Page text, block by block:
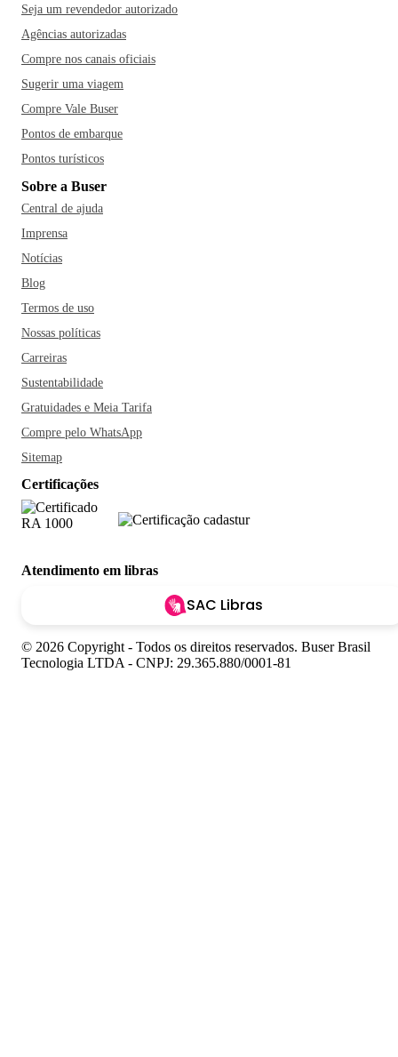
Seja um revendedor autorizado
Agências autorizadas
Compre nos canais oficiais
Sugerir uma viagem
Compre Vale Buser
Pontos de embarque
Pontos turísticos
Sobre a Buser
Central de ajuda
Imprensa
Notícias
Blog
Termos de uso
Nossas políticas
Carreiras
Sustentabilidade
Gratuidades e Meia Tarifa
Compre pelo WhatsApp
Sitemap
Certificações
Atendimento em libras
SAC Libras
© 2026 Copyright - Todos os direitos reservados. Buser Brasil
Tecnologia LTDA - CNPJ: 29.365.880/0001-81